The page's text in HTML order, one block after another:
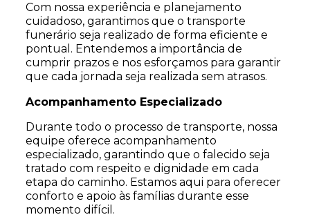
Com nossa experiência e planejamento
cuidadoso, garantimos que o transporte
funerário seja realizado de forma eficiente e
pontual. Entendemos a importância de
cumprir prazos e nos esforçamos para garantir
que cada jornada seja realizada sem atrasos.
Acompanhamento Especializado
Durante todo o processo de transporte, nossa
equipe oferece acompanhamento
especializado, garantindo que o falecido seja
tratado com respeito e dignidade em cada
etapa do caminho. Estamos aqui para oferecer
conforto e apoio às famílias durante esse
momento difícil.